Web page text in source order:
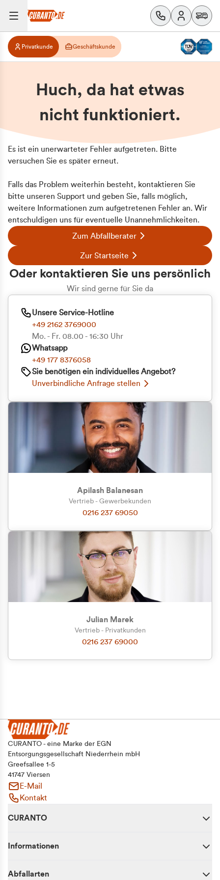
Zu welcher Kundengruppe
gehören Sie?
Privatkunde (inkl. MwSt.)
Geschäftskunde (exkl. MwSt.)
Privatkunde Geschäftskunde
Huch, da hat etwas
nicht funktioniert.
Es ist ein unerwarteter Fehler aufgetreten. Bitte
versuchen Sie es später erneut.
Falls das Problem weiterhin besteht, kontaktieren Sie
bitte unseren Support und geben Sie, falls möglich,
weitere Informationen zum aufgetretenen Fehler an. Wir
entschuldigen uns für eventuelle Unannehmlichkeiten.
Zum Abfallberater
Zur Startseite
Oder kontaktieren Sie uns persönlich
Wir sind gerne für Sie da
Unsere Service-Hotline
+49 2162 3769000
Mo. - Fr. 08.00 - 16:30 Uhr
Whatsapp
+49 177 8376058
Sie benötigen ein individuelles Angebot?
Unverbindliche Anfrage stellen
Apilash Balanesan
Vertrieb - Gewerbekunden
0216 237 69050
Julian Marek
Vertrieb - Privatkunden
0216 237 69000
CURANTO - eine Marke der EGN
Entsorgungsgesellschaft Niederrhein mbH
Greefsallee 1-5
41747 Viersen
E-Mail
Kontakt
CURANTO
Informationen
Abfallarten